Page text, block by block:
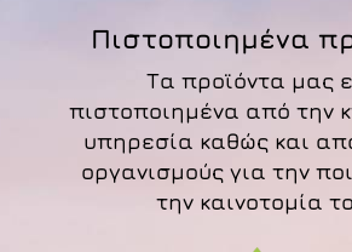
Πιστοποιημένα
Τα προϊόντα μας
πιστοποιημένα από την
υπηρεσία καθώς και
οργανισμούς για την
την καινοτομία